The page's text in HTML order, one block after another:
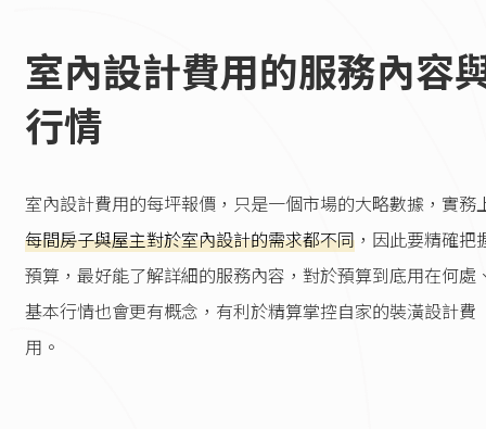
室內設計費用的服務內容
行情
室內設計費用的每坪報價，只是一個市場的大略數據，實務
每間房子與屋主對於室內設計的需求都不同 ，因此要精確把
預算，最好能了解詳細的服務內容，對於預算到底用在何處
基本行情也會更有概念，有利於精算掌控自家的裝潢設計費
用。